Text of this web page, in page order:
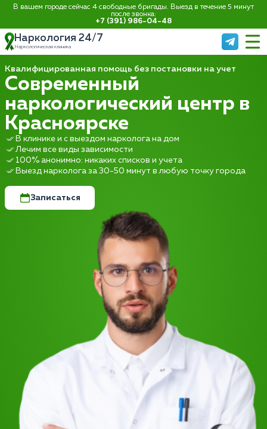
В вашем городе сейчас 4 свободные бригады. Выезд в течение 5 минут
после звонка:
+7 (391) 986-04-48
Наркология 24/7
Наркологическая клиника
Квалифицированная помощь без постановки на учет
Современный
наркологический центр в
Красноярске
В клинике и с выездом нарколога на дом
Лечим все виды зависимости
100% анонимно: никаких списков и учета
Выезд нарколога за 30-50 минут в любую точку города
Записаться